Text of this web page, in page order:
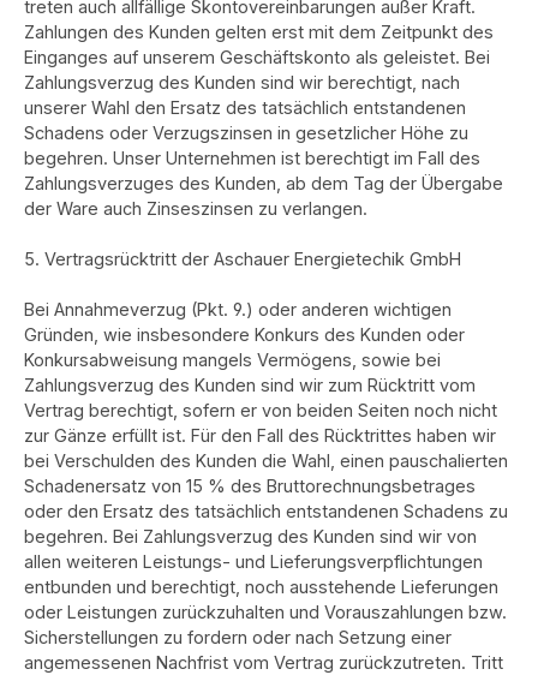
treten auch allfällige Skontovereinbarungen außer Kraft.
Zahlungen des Kunden gelten erst mit dem Zeitpunkt des
Einganges auf unserem Geschäftskonto als geleistet. Bei
Zahlungsverzug des Kunden sind wir berechtigt, nach
unserer Wahl den Ersatz des tatsächlich entstandenen
Schadens oder Verzugszinsen in gesetzlicher Höhe zu
begehren. Unser Unternehmen ist berechtigt im Fall des
Zahlungsverzuges des Kunden, ab dem Tag der Übergabe
der Ware auch Zinseszinsen zu verlangen.
5. Vertragsrücktritt der Aschauer Energietechik GmbH
Bei Annahmeverzug (Pkt. 9.) oder anderen wichtigen
Gründen, wie insbesondere Konkurs des Kunden oder
Konkursabweisung mangels Vermögens, sowie bei
Zahlungsverzug des Kunden sind wir zum Rücktritt vom
Vertrag berechtigt, sofern er von beiden Seiten noch nicht
zur Gänze erfüllt ist. Für den Fall des Rücktrittes haben wir
bei Verschulden des Kunden die Wahl, einen pauschalierten
Schadenersatz von 15 % des Bruttorechnungsbetrages
oder den Ersatz des tatsächlich entstandenen Schadens zu
begehren. Bei Zahlungsverzug des Kunden sind wir von
allen weiteren Leistungs- und Lieferungsverpflichtungen
entbunden und berechtigt, noch ausstehende Lieferungen
oder Leistungen zurückzuhalten und Vorauszahlungen bzw.
Sicherstellungen zu fordern oder nach Setzung einer
angemessenen Nachfrist vom Vertrag zurückzutreten. Tritt